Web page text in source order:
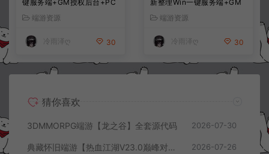
键服务端+GM授权后台+PC
客户端+详细搭建教程
端游资源
冷雨泽ღ 30
新整理Win一键服务端+GM
工具+PC客户端+详细搭建教
端游资源
冷雨泽ღ 30
猜你喜欢
3DMMORPG端游【龙之谷】全套源代码 2026-07-30
典藏怀旧端游【热血江湖V23.0巅峰对决】7月最新整理Win一键服务端+GS源码+百宝阁+在线GM工具+PC客户端+详细搭建教程 2026-07-26